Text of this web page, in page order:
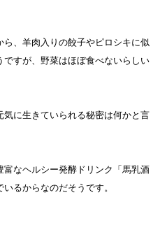
、羊肉入りの餃子やピロシキに似
すが、野菜はほぼ食べないらしい
に生きていられる秘密は何かと言
富なヘルシー発酵ドリンク「馬乳酒
るからなのだそうです。